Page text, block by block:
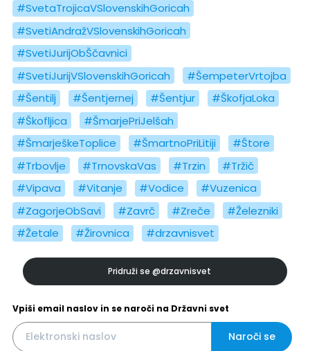
#SvetaTrojicaVSlovenskihGoricah
#SvetiAndražVSlovenskihGoricah
#SvetiJurijObŠčavnici
#SvetiJurijVSlovenskihGoricah
#ŠempeterVrtojba
#Šentilj
#Šentjernej #Šentjur
#ŠkofjaLoka
#Škofljica
#ŠmarjePriJelšah
#ŠmarješkeToplice
#ŠmartnoPriLitiji
#Štore
#Trbovlje
#TrnovskaVas #Trzin
#Tržič
#Vipava
#Vitanje #Vodice
#Vuzenica
#ZagorjeObSavi
#Zavrč #Zreče
#Železniki
#Žetale
#Žirovnica #drzavnisvet
Pridruži se @drzavnisvet
Vpiši email naslov in se naroči na Državni svet
Naroči se